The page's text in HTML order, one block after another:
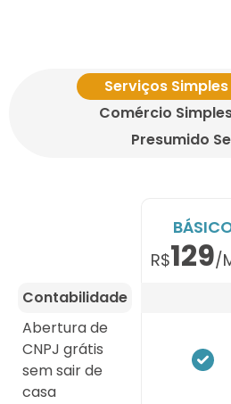
Serviços
Comércio
Presumido
R$129/
Contabilidade
Abertura de
CNPJ grátis
sem sair de
casa